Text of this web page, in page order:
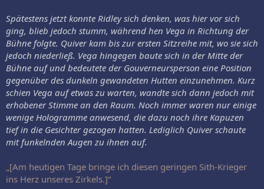
Spätestens jetzt konnte Ridley sich denken, was hier vor sich
ging, blieb jedoch stumm, während hen Vega in Richtung der
Bühne folgte. Quiver kam bis zur ersten Sitzreihe mit, wo sie sich
jedoch niederließ. Vega hingegen baute sich in der Mitte der
Bühne auf und bedeutete der Gouverneursperson eine Position
gegenüber des dunkeln gewandeten Hutten einzunehmen. Kurz
schien Vega auf etwas zu warten, wandte sich dann jedoch mit
erhobener Stimme an den Raum. Noch immer waren nur einige
wenige Hologramme anwesend, die dazu noch ihre Kapuzen
tief in die Gesichter gezogen hatten. Lediglich Quiver schaute
mit funkelnden Augen zu ihnen auf.
„[Am heutigen Tage bringe ich diesen geringen Sith-Krieger
ins Herz unseres Zirkels.]“